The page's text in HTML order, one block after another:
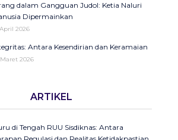
dalam Gangguan Judol: Ketia Naluri
Dipermainkan
2026
Antara Kesendirian dan Keramaian
2026
Koran ke Panggung Radio Serta
ARTIKEL
di Tengah RUU Sisdiknas: Antara